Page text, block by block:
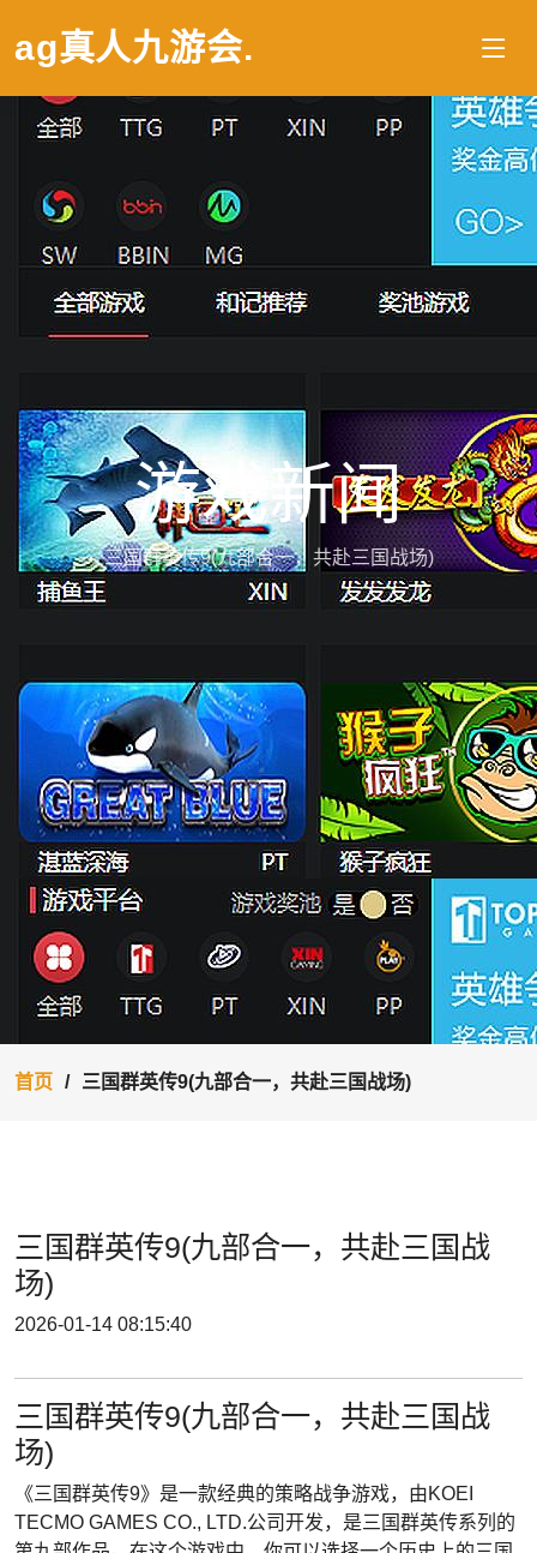
ag真人九游会.
游戏新闻
三国群英传9(九部合一，共赴三国战场)
首页 三国群英传9(九部合一，共赴三国战场)
三国群英传9(九部合一，共赴三国战
场)
2026-01-14 08:15:40
三国群英传9(九部合一，共赴三国战
场)
《三国群英传9》是一款经典的策略战争游戏，由KOEI
TECMO GAMES CO., LTD.公司开发，是三国群英传系列的